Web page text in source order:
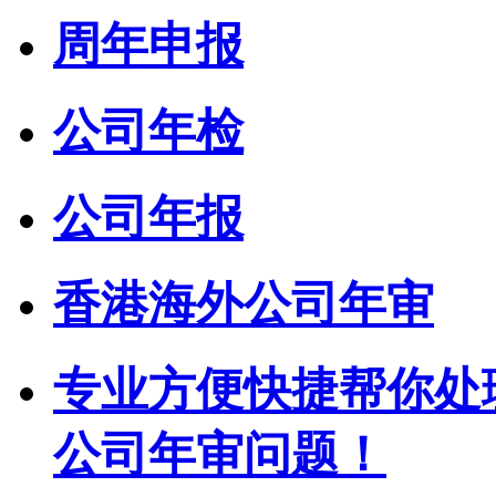
周年申报
公司年检
公司年报
香港海外公司年审
专业方便快捷帮你
公司年审问题！